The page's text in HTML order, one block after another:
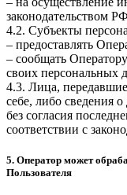
законодательством
4.2. Субъекты
– предоставлять
– сообщать
своих персональных
4.3. Лица,
себе, либо сведения
без согласия
соответствии с
5. Оператор может
Пользователя